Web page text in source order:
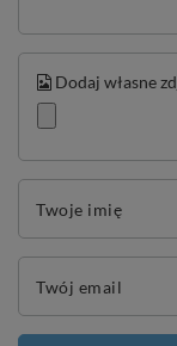
Dodaj własne
Twoje imię
Twój email